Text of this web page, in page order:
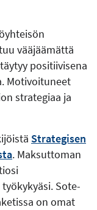
vääjäämättä
positiivisena
Motivoituneet
strategiaa ja
Strategisen
. Maksuttoman
Sote-
on omat